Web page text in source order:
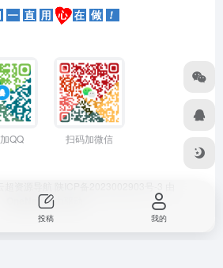
QQ 扫码加微信
OneNav强力驱动
投稿 我的